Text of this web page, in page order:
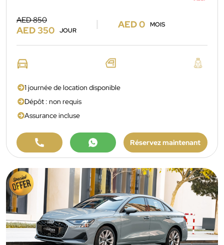
AED 850
AED 350 JOUR
AED 0 MOIS
1 journée de location disponible
Dépôt : non requis
Assurance incluse
Réservez maintenant